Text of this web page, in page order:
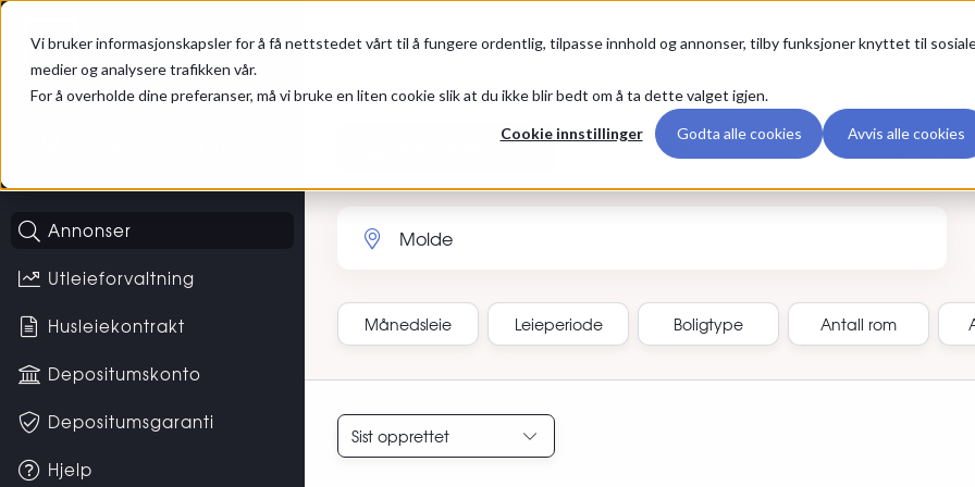
Vi bruker informasjonskapsler for å få nettstedet vårt til å fungere ordentlig, tilpasse innhold og annonser, tilby funksjoner knyttet til
medier og analysere trafikken vår.
For å overholde dine preferanser, må vi bruke en liten cookie slik at du ikke blir bedt om å ta dette valget igjen.
Cookie innstillinger Godta alle cookies Avvis alle cookies
Hybel
Annonser
Utleieforvaltning
Husleiekontrakt
Depositumskonto
Depositumsgaranti
Hjelp
Annonser Premium
Leietakere
Søk etter sted eller annonse-ID
Månedsleie Leieperiode Boligtype Antall rom
Sortering